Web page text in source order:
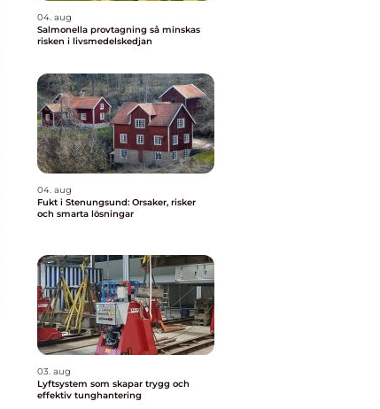
04. aug
Salmonella provtagning så minskas
risken i livsmedelskedjan
04. aug
Fukt i Stenungsund: Orsaker, risker
och smarta lösningar
03. aug
Lyftsystem som skapar trygg och
effektiv tunghantering